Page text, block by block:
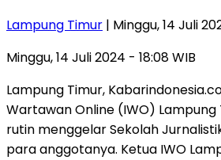
Lampung Timur | Minggu, 14 Juli
Minggu, 14 Juli 2024 - 18:08 WIB
Lampung Timur,
Wartawan Online (IWO)
rutin menggelar Sekolah
para anggotanya. Ketua IWO